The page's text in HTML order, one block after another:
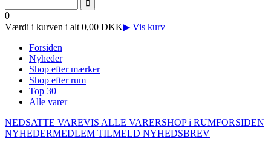
0
Værdi i kurven i alt 0,00 DKK▶ Vis kurv
Forsiden
Nyheder
Shop efter mærker
Shop efter rum
Top 30
Alle varer
NEDSATTE VAREVIS ALLE VARERSHOP i RUMFORSIDEN
NYHEDERMEDLEM TILMELD NYHEDSBREV